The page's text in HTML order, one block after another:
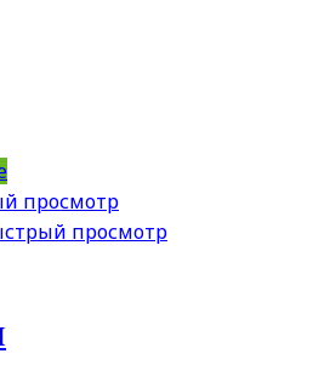
просмотр
просмотр